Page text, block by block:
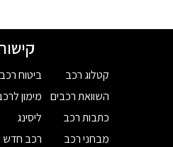
קטלוג רכב
השוואת רכבים
כתבות רכב
מבחני רכב
ביטוח רכב
מימון
ליסינג
רכב חדש